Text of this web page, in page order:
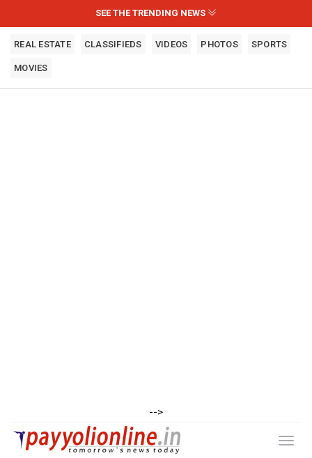
SEE THE TRENDING NEWS
REAL ESTATE CLASSIFIEDS VIDEOS PHOTOS SPORTS
MOVIES
-->